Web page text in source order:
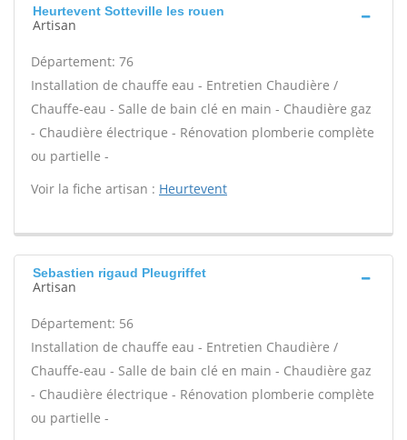
Heurtevent Sotteville les rouen
Artisan
Département: 76
Installation de chauffe eau - Entretien Chaudière /
Chauffe-eau - Salle de bain clé en main - Chaudière gaz
- Chaudière électrique - Rénovation plomberie complète
ou partielle -
Voir la fiche artisan : Heurtevent
Sebastien rigaud Pleugriffet
Artisan
Département: 56
Installation de chauffe eau - Entretien Chaudière /
Chauffe-eau - Salle de bain clé en main - Chaudière gaz
- Chaudière électrique - Rénovation plomberie complète
ou partielle -